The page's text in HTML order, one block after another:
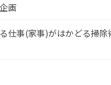
画
仕事(家事)がはかどる掃除